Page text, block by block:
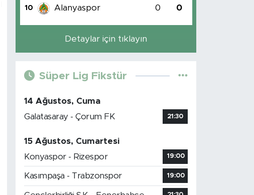
10 Alanyaspor 0 0
Detaylar için tıklayın
Süper Lig Fikstür
14 Ağustos, Cuma
Galatasaray - Çorum FK
21:30
15 Ağustos, Cumartesi
Konyaspor - Rizespor
19:00
Kasımpaşa - Trabzonspor 19:00